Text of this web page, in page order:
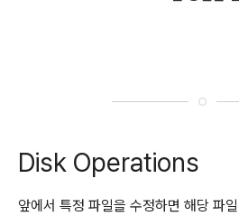
Disk Operations
앞에서 특정 파일을 수정하면 해당 파